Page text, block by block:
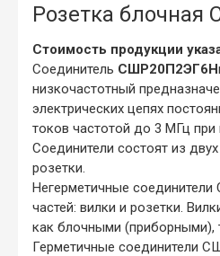
Розетка
Стоимость продукции
Соединитель СШР20П2ЭГ6Н
низкочастотный
электрических цепях
токов частотой до 3 МГц
Соединители состоят из двух
розетки.
Негерметичные
частей: вилки и розетки.
как блочными (приборными),
Герметичные соединители